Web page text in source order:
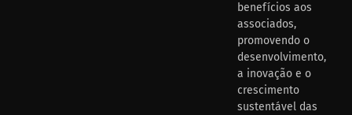
benefícios aos
associados,
promovendo o
desenvolvimento,
a inovação e o
crescimento
sustentável das